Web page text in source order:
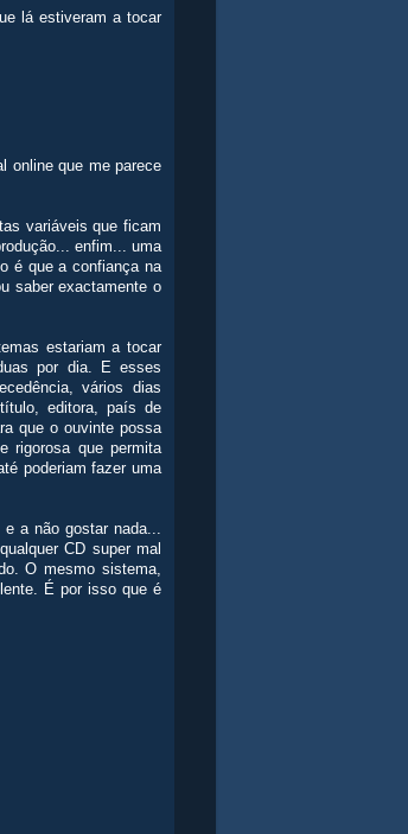
lá estiveram a tocar
online que me parece
variáveis que ficam
enfim... uma
é que a confiança na
saber exactamente o
estariam a tocar
por dia. E esses
vários dias
editora, país de
que o ouvinte possa
rigorosa que permita
poderiam fazer uma
a não gostar nada...
CD super mal
O mesmo sistema,
É por isso que é